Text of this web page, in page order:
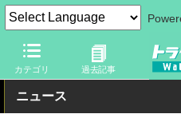
カテゴリ 過去記事
トラベル Watch 地域 海外旅行
ニュース